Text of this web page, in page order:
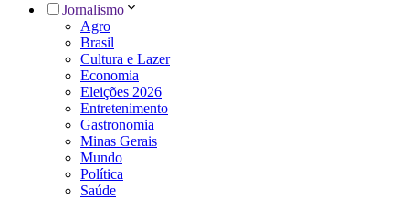
Jornalismo
Agro
Brasil
Cultura e Lazer
Economia
Eleições 2026
Entretenimento
Gastronomia
Minas Gerais
Mundo
Política
Saúde